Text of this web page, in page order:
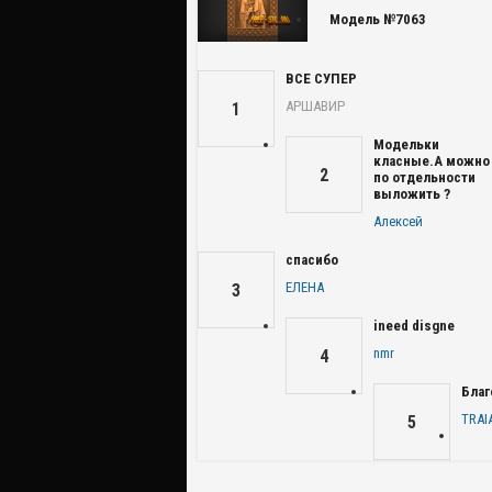
Модель №7063
1
ВСЕ СУПЕР
АРШАВИР
2
Модельки
класные.А можно
по отдельности
выложить ?
Алексей
3
спасибо
ЕЛЕНА
4
ineed disgne
nmr
5